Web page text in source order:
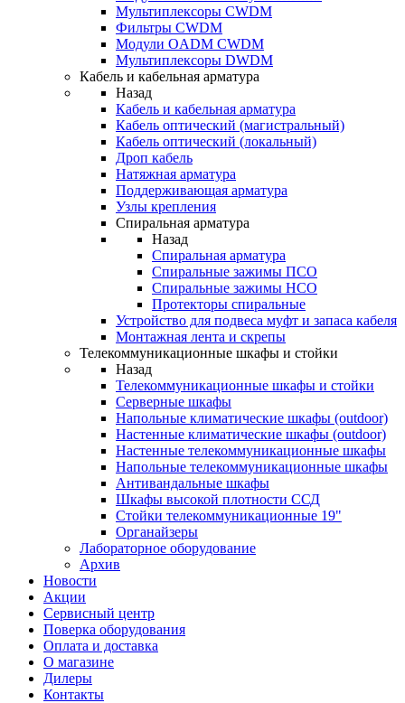
Мультиплексоры CWDM
Фильтры CWDM
Модули OADM CWDM
Мультиплексоры DWDM
Кабель и кабельная арматура
Назад
Кабель и кабельная арматура
Кабель оптический (магистральный)
Кабель оптический (локальный)
Дроп кабель
Натяжная арматура
Поддерживающая арматура
Узлы крепления
Спиральная арматура
Назад
Спиральная арматура
Спиральные зажимы ПСО
Спиральные зажимы НСО
Протекторы спиральные
Устройство для подвеса муфт и запаса кабеля
Монтажная лента и скрепы
Телекоммуникационные шкафы и стойки
Назад
Телекоммуникационные шкафы и стойки
Серверные шкафы
Напольные климатические шкафы (outdoor)
Настенные климатические шкафы (outdoor)
Настенные телекоммуникационные шкафы
Напольные телекоммуникационные шкафы
Антивандальные шкафы
Шкафы высокой плотности ССД
Стойки телекоммуникационные 19"
Органайзеры
Лабораторное оборудование
Архив
Новости
Акции
Сервисный центр
Поверка оборудования
Оплата и доставка
О магазине
Дилеры
Контакты